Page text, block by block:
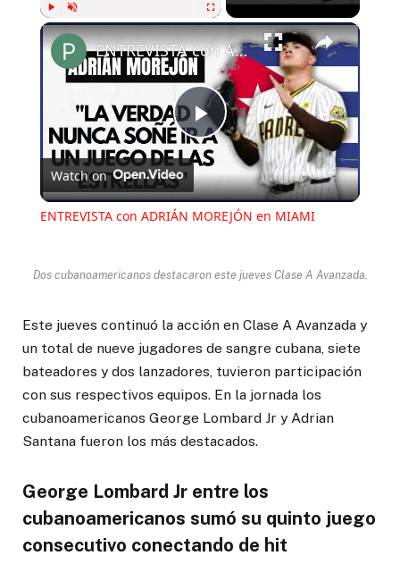
Play Unmute Fullscreen ×
Play
Video
ENTREVISTA con ADRIÁN MOREJÓN en MIAMI
Watch on
ENTREVISTA con ADRIÁN MOREJÓN en MIAMI
Dos cubanoamericanos destacaron este jueves Clase A Avanzada.
Este jueves continuó la acción en Clase A Avanzada y
un total de nueve jugadores de sangre cubana, siete
bateadores y dos lanzadores, tuvieron participación
con sus respectivos equipos. En la jornada los
cubanoamericanos George Lombard Jr y Adrian
Santana fueron los más destacados.
George Lombard Jr entre los
cubanoamericanos sumó su quinto juego
consecutivo conectando de hit